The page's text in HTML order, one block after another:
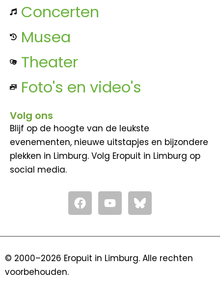
Concerten
Musea
Theater
Foto's en video's
Volg ons
Blijf op de hoogte van de leukste
evenementen, nieuwe uitstapjes en bijzondere
plekken in Limburg. Volg Eropuit in Limburg op
social media.
F
a
c
o
Y
o
u
b
© 2000–2026 Eropuit in Limburg. Alle rechten
voorbehouden.